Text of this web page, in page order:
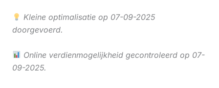
Kleine optimalisatie op 07-09-2025
doorgevoerd.
Online verdienmogelijkheid gecontroleerd op 07-
09-2025.